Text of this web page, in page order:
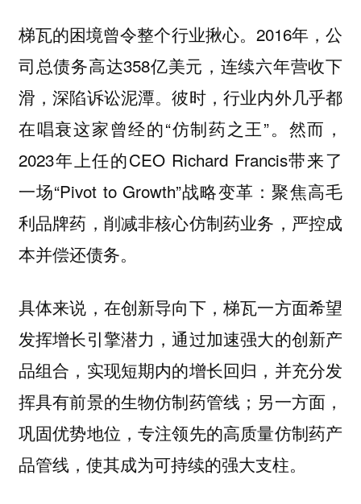
梯瓦的困境曾令整个行业揪心。2016年，公
司总债务高达358亿美元，连续六年营收下
滑，深陷诉讼泥潭。彼时，行业内外几乎都
在唱衰这家曾经的“仿制药之王”。然而，
2023年上任的CEO Richard Francis带来了
一场“Pivot to Growth”战略变革：聚焦高毛
利品牌药，削减非核心仿制药业务，严控成
本并偿还债务。
具体来说，在创新导向下，梯瓦一方面希望
发挥增长引擎潜力，通过加速强大的创新产
品组合，实现短期内的增长回归，并充分发
挥具有前景的生物仿制药管线；另一方面，
巩固优势地位，专注领先的高质量仿制药产
品管线，使其成为可持续的强大支柱。